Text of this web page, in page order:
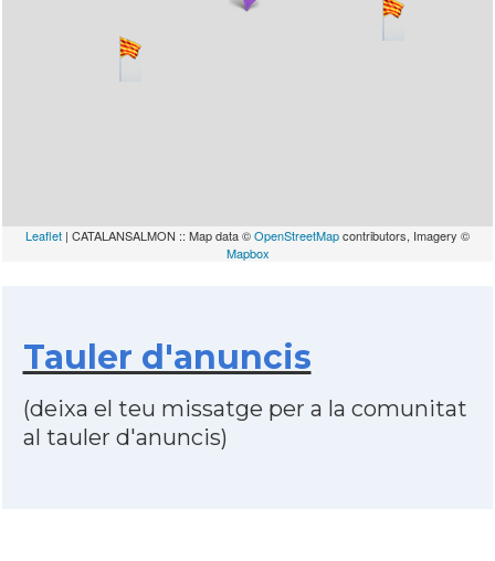
Leaflet | CATALANSALMON :: Map data ©OpenStreetMapcontributors, Imagery ©
Mapbox
Tauler d'anuncis
(deixa el teu missatge per a la comunitat
al tauler d'anuncis)